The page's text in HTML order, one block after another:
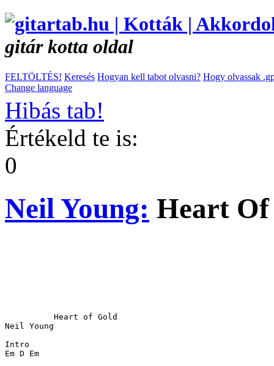
gitár kotta oldal
FELTÖLTÉS! Keresés Hogyan kell tabot olvasni? Hogy olvassak
Change language
Hibás tab!
Értékeld te is:
0
Neil Young: Heart
          Heart of Gold
Neil Young
Intro
Em D Em